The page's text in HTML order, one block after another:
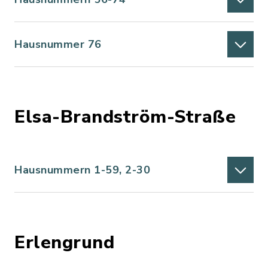
Hausnummer 76
Elsa-Brandström-Straße
Hausnummern 1-59, 2-30
Erlengrund